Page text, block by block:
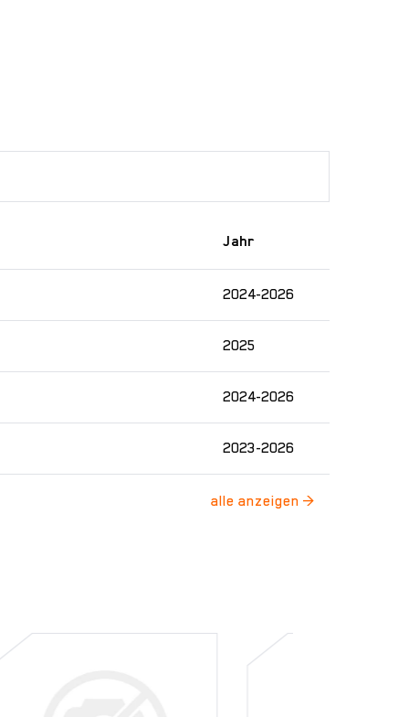
Jahr
2024-2026
2025
2024-2026
2023-2026